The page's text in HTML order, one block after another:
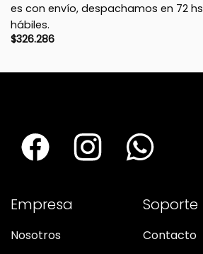
es con envío, despachamos en 72 hs
hábiles.
$326.286
Empresa
Nosotros
Soporte
Contacto